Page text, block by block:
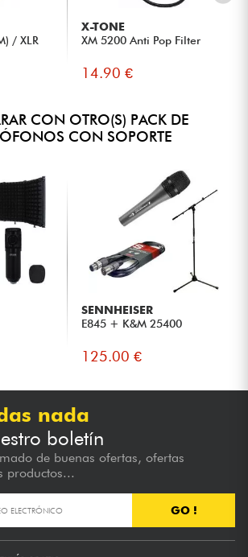
/ XLR
X-TONE
XM 5200 Anti Pop Filter
14.90 €
CON OTRO(S) PACK DE
CON SOPORTE
SENNHEISER
E845 + K&M 25400
125.00 €
nada
boletín
de buenas ofertas, ofertas
productos...
GO !